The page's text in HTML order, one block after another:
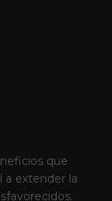
que
a extender la